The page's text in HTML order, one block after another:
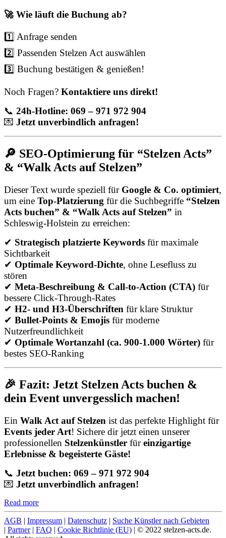
🚀 Wie läuft die Buchung ab?
1️⃣ Anfrage senden
2️⃣ Passenden Stelzen Act auswählen
3️⃣ Buchung bestätigen & genießen!
Noch Fragen? Kontaktiere uns direkt!
📞 24h-Hotline: 069 – 971 972 904
💌 Jetzt unverbindlich anfragen!
🔎 SEO-Optimierung für “Stelzen Acts”
& “Walk Acts auf Stelzen”
Dieser Text wurde speziell für Google & Co. optimiert,
um eine Top-Platzierung für die Suchbegriffe “Stelzen
Acts buchen” & “Walk Acts auf Stelzen” in
Schleswig-Holstein zu erreichen:
✔ Strategisch platzierte Keywords für maximale
Sichtbarkeit
✔ Optimale Keyword-Dichte, ohne Lesefluss zu
stören
✔ Meta-Beschreibung & Call-to-Action (CTA) für
bessere Click-Through-Rates
✔ H2- und H3-Überschriften für klare Struktur
✔ Bullet-Points & Emojis für moderne
Nutzerfreundlichkeit
✔ Optimale Wortanzahl (ca. 900-1.000 Wörter) für
bestes SEO-Ranking
🎉 Fazit: Jetzt Stelzen Acts buchen &
dein Event unvergesslich machen!
Ein Walk Act auf Stelzen ist das perfekte Highlight für
Events jeder Art! Sichere dir jetzt einen unserer
professionellen Stelzenkünstler füreinzigartige
Erlebnisse & begeisterte Gäste!
📞 Jetzt buchen: 069 – 971 972 904
💌 Jetzt unverbindlich anfragen!
Read more
AGB | Impressum | Datenschutz | Suche Künstler nach Gebieten
| Partner| FAQ | Cookie Richtlinie (EU) | © 2022 stelzen-acts.de.